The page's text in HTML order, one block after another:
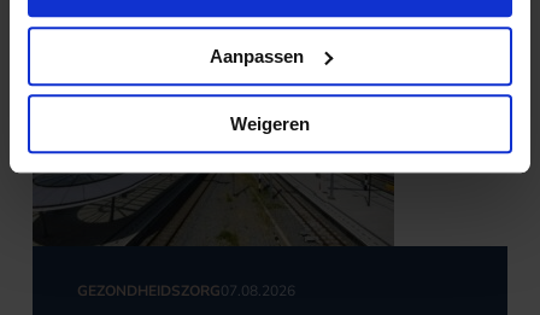
Aanpassen
Weigeren
GEZONDHEIDSZORG07.08.2026